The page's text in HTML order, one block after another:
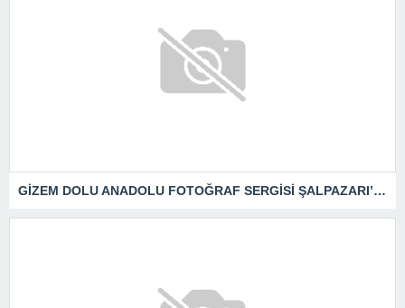
GİZEM DOLU ANADOLU FOTOĞRAF SERGİSİ ŞALPAZARI’NDA